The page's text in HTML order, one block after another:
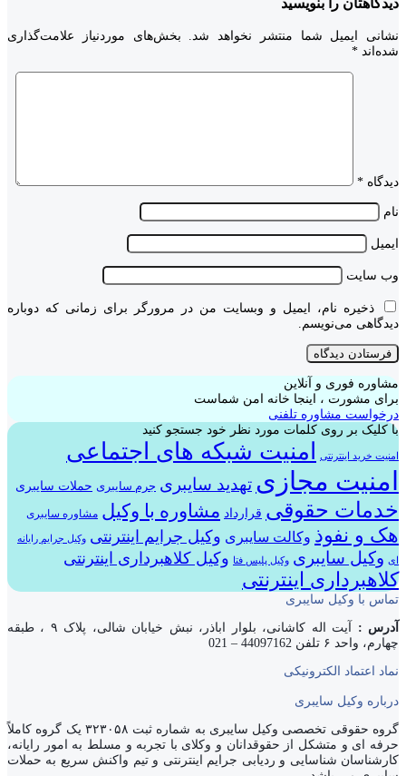
نشانی ایمیل شما منتشر نخواهد شد.
بخش‌های موردنیاز علامت‌گذاری
شده‌اند *
دیدگاه *
نام
ایمیل
وب‌ سایت
ذخیره نام، ایمیل و وبسایت من در مرورگر برای زمانی که دوباره
دیدگاهی می‌نویسم.
مشاوره فوری و آنلاین
برای مشورت ، اینجا خانه امن شماست
درخواست مشاوره تلفنی
با کلیک بر روی کلمات مورد نظر خود جستجو کنید
امنیت خرید اینترنتی امنیت شبکه های اجتماعی
امنیت مجازی تهدید سایبری جرم سایبری حملات سایبری
خدمات حقوقی قرارداد مشاوره با وکیل مشاوره سایبری
هک و نفوذ وکالت سایبری وکیل جرایم اینترنتی وکیل جرایم رایانه
ای وکیل سایبری وکیل پلیس فتا وکیل کلاهبرداری اینترنتی
کلاهبرداری اینترنتی
تماس با وکیل سایبری
آدرس :
آیت اله کاشانی، بلوار اباذر، نبش خیابان شالی، پلاک ۹ ، طبقه
چهارم، واحد ۶ تلفن 44097162 – 021
نماد اعتماد الکترونیکی
درباره وکیل سایبری
گروه حقوقی تخصصی وکیل سایبری به شماره ثبت ۳۲۳۰۵۸ یک گروه کاملاً
حرفه ای و متشکل از حقوقدانان و وکلای با تجربه و مسلط به امور رایانه،
کارشناسان شناسایی و ردیابی جرایم اینترنتی و تیم واکنش سریع به حملات